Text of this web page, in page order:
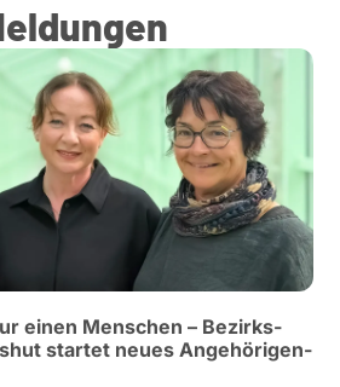
einen Menschen – Bezirks­
startet neues Angehö­ri­gen­